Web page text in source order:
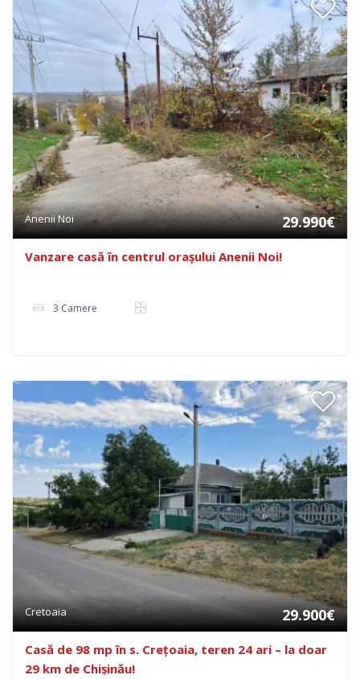
Anenii Noi 29.990€
Vanzare casă în centrul oraşului Anenii Noi!
3 Camere
Cretoaia 29.900€
Casă de 98 mp în s. Crețoaia, teren 24 ari – la doar
29 km de Chișinău!